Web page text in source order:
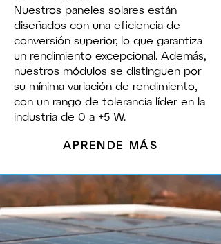
Nuestros paneles solares están
diseñados con una eficiencia de
conversión superior, lo que garantiza
un rendimiento excepcional. Además,
nuestros módulos se distinguen por
su mínima variación de rendimiento,
con un rango de tolerancia líder en la
industria de 0 a +5 W.
APRENDE MÁS